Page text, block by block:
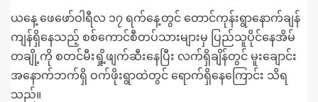
ယနေ့ ဖေဖော်ဝါရီလ ၁၇ ရက်နေ့တွင် တောင်ကုန်းရွာနောက်ချန်
ကျန်ရှိနေသည့် စစ်ကောင်စီတပ်သားများမှ ပြည်သူပိုင်နေအိမ်
တချို့ကို စတင်မီးရှို့ဖျက်ဆီးနေပြီး လက်ရှိချိန်တွင် မူးချောင်း
အနောက်ဘက်ရှိ ဝက်ဖိုးရွာထဲတွင် ရောက်ရှိနေကြောင်း သိရ
သည်။